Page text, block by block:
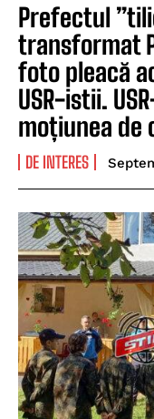
Prefectul
transformat
foto pleacă
USR-istii.
moțiunea de
DE INTERES